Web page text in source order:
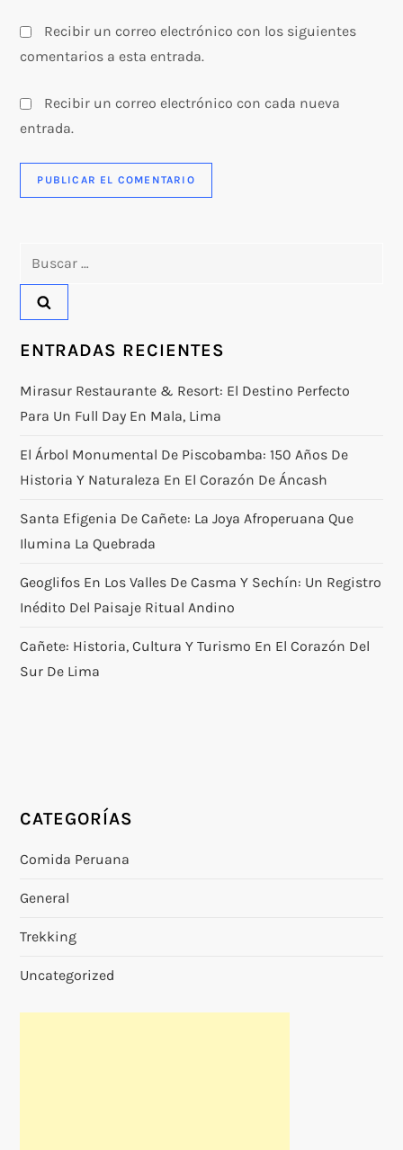
Recibir un correo electrónico con los siguientes
comentarios a esta entrada.
Recibir un correo electrónico con cada nueva
entrada.
ENTRADAS RECIENTES
Mirasur Restaurante & Resort: El Destino Perfecto
Para Un Full Day En Mala, Lima
El Árbol Monumental De Piscobamba: 150 Años De
Historia Y Naturaleza En El Corazón De Áncash
Santa Efigenia De Cañete: La Joya Afroperuana Que
Ilumina La Quebrada
Geoglifos En Los Valles De Casma Y Sechín: Un Registro
Inédito Del Paisaje Ritual Andino
Cañete: Historia, Cultura Y Turismo En El Corazón Del
Sur De Lima
CATEGORÍAS
Comida Peruana
General
Trekking
Uncategorized